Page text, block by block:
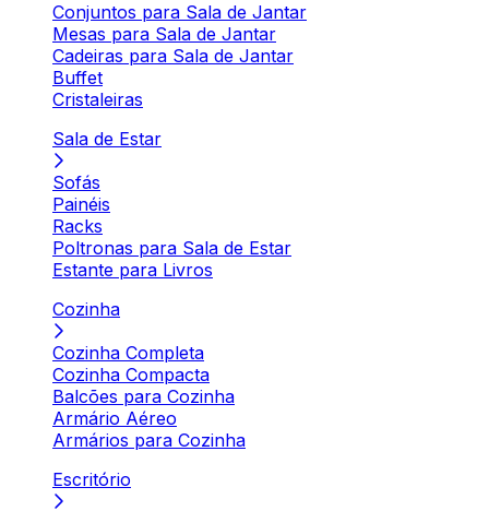
Conjuntos para Sala de Jantar
Mesas para Sala de Jantar
Cadeiras para Sala de Jantar
Buffet
Cristaleiras
Sala de Estar
Sofás
Painéis
Racks
Poltronas para Sala de Estar
Estante para Livros
Cozinha
Cozinha Completa
Cozinha Compacta
Balcões para Cozinha
Armário Aéreo
Armários para Cozinha
Escritório